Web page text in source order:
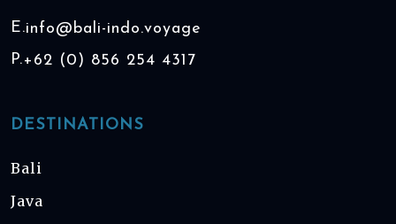
E.info@bali-indo.voyage
P.+62 (0) 856 254 4317
DESTINATIONS
Bali
Java